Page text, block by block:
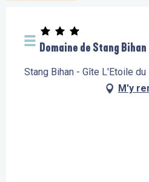
Domaine de Stang Bihan
Stang Bihan - Gîte L'Etoile
M'y